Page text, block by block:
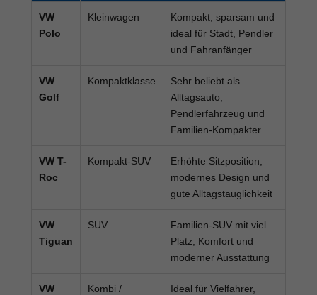
VW
Polo
Kleinwagen
Kompakt, sparsam und
ideal für Stadt, Pendler
und Fahranfänger
VW
Golf
Kompaktklasse
Sehr beliebt als
Alltagsauto,
Pendlerfahrzeug und
Familien-Kompakter
VW T-
Roc
Kompakt-SUV
Erhöhte Sitzposition,
modernes Design und
gute Alltagstauglichkeit
VW
Tiguan
SUV
Familien-SUV mit viel
Platz, Komfort und
moderner Ausstattung
VW
Kombi /
Ideal für Vielfahrer,